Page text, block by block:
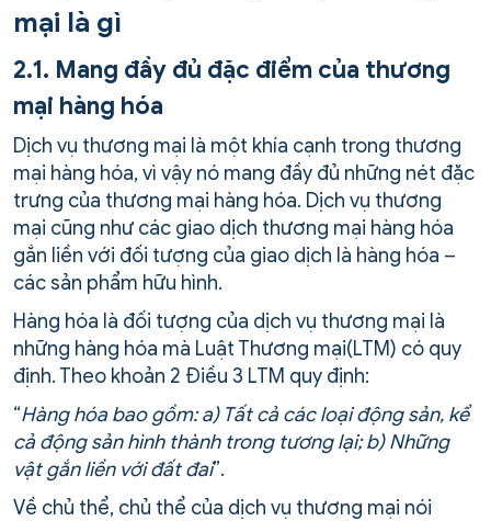
mại là gì
2.1. Mang đầy đủ đặc điểm của thương
mại hàng hóa
Dịch vụ thương mại là một khía cạnh trong thương
mại hàng hóa, vì vậy nó mang đầy đủ những nét đặc
trưng của thương mại hàng hóa. Dịch vụ thương
mại cũng như các giao dịch thương mại hàng hóa
gắn liền với đối tượng của giao dịch là hàng hóa –
các sản phẩm hữu hình.
Hàng hóa là đối tượng của dịch vụ thương mại là
những hàng hóa mà Luật Thương mại(LTM) có quy
định. Theo khoản 2 Điều 3 LTM quy định:
“Hàng hóa bao gồm: a) Tất cả các loại động sản, kể
cả động sản hình thành trong tương lại; b) Những
vật gắn liền với đất đai”.
Về chủ thể, chủ thể của dịch vụ thương mại nói